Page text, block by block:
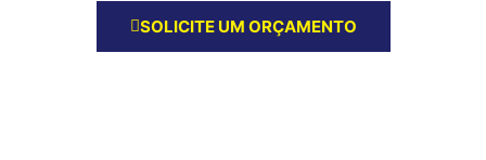
SOLICITE UM ORÇAMENTO